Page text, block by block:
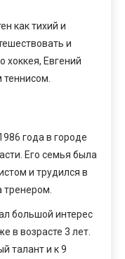
как тихий и
и
хоккея, Евгений
года в городе
Его семья была
и трудился в
большой интерес
в возрасте 3 лет.
талант и к 9